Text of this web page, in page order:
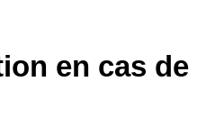
en cas